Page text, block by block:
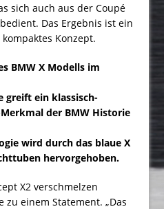
sich auch aus der Coupé
Das Ergebnis ist ein
Konzept.
BMW X Modells im
greift ein klassisch-
der BMW Historie
wird durch das blaue X
hervorgehoben.
X2 verschmelzen
einem Statement. „Das